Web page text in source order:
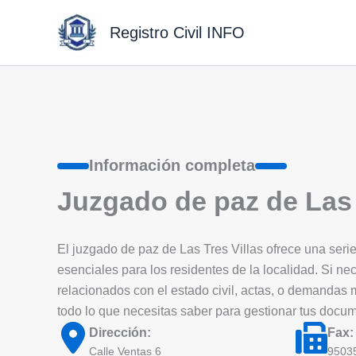
Registro Civil INFO
Información completa
Juzgado de paz de
El juzgado de paz de Las Tres Villas ofrece una
esenciales para los residentes de la localidad. Si
relacionados con el estado civil, actas, o demandas
todo lo que necesitas saber para gestionar tus
Dirección:
Calle Ventas 6
Fax: